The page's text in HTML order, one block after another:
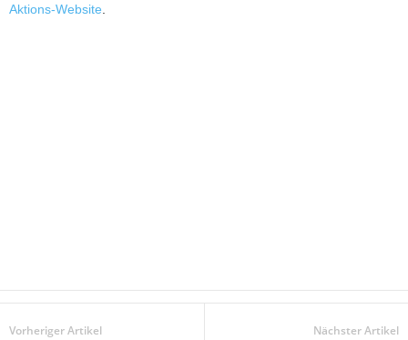
Aktions-Website
Vorheriger Artikel Nächster Artikel